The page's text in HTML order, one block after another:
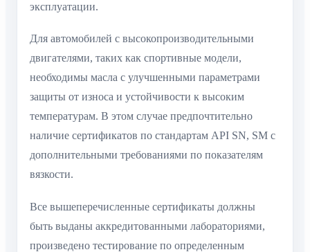
эксплуатации.
Для автомобилей с высокопроизводительными
двигателями, таких как спортивные модели,
необходимы масла с улучшенными параметрами
защиты от износа и устойчивости к высоким
температурам. В этом случае предпочтительно
наличие сертификатов по стандартам API SN, SM с
дополнительными требованиями по показателям
вязкости.
Все вышеперечисленные сертификаты должны
быть выданы аккредитованными лабораториями,
произведено тестирование по определенным